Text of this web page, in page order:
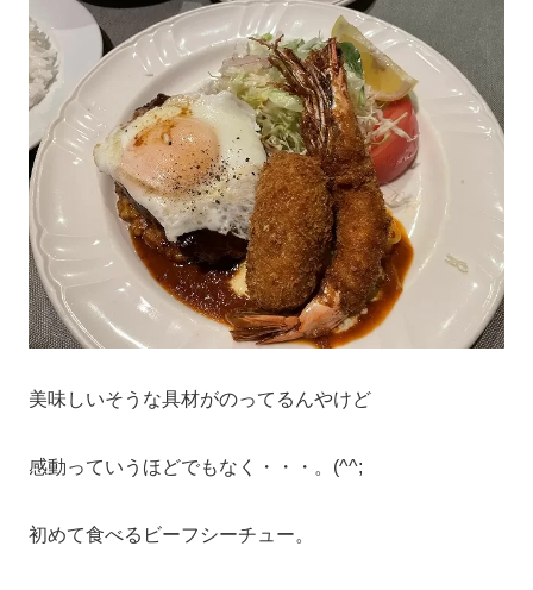
美味しいそうな具材がのってるんやけど
感動っていうほどでもなく・・・。(^^;
初めて食べるビーフシーチュー。